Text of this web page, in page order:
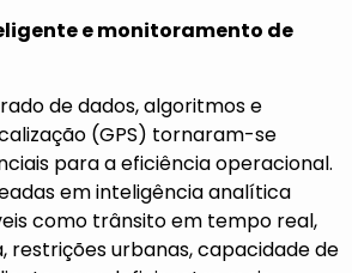
e monitoramento de
de dados, algoritmos e
(GPS) tornaram-se
para a eficiência operacional.
em inteligência analítica
como trânsito em tempo real,
restrições urbanas, capacidade de